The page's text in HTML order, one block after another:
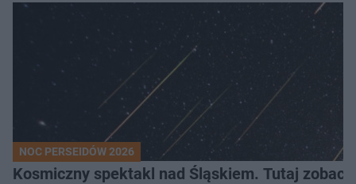
NOC PERSEIDÓW 2026
Kosmiczny spektakl nad Śląskiem. Tutaj